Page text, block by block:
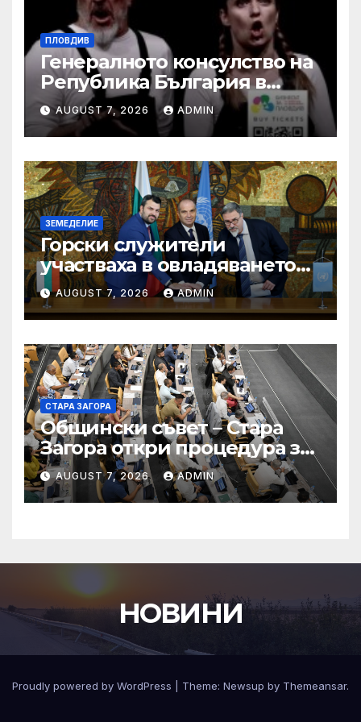
ПЛОВДИВ
Генералното консулство на
Република България в
Единбург посрещна екипа
на Театър „Хенд“ преди
историческия им дебют на
световния Edinburgh
Festival Fringe
AUGUST 7, 2026 ADMIN
ЗЕМЕДЕЛИЕ
Горски служители
участваха в овладяването
на близо 10 пожара на
територията на страната
през изминалия ден
AUGUST 7, 2026 ADMIN
СТАРА ЗАГОРА
Общински съвет – Стара
Загора откри процедура за
избор на 50 съдебни
заседатели за Окръжен съд
– Стара Загора
AUGUST 7, 2026 ADMIN
НОВИНИ
Proudly powered by WordPress Theme: Newsup by Themeansar.